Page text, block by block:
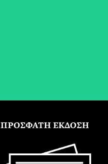
ΠΡΟΣΦΑΤΗ ΕΚΔΟΣΗ